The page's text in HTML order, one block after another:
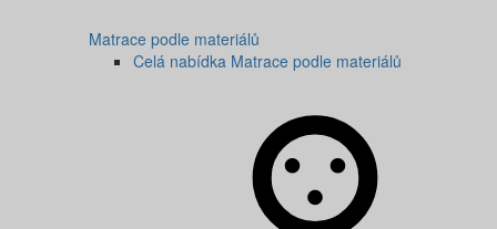
Matrace podle materiálů
Celá nabídka Matrace podle materiálů